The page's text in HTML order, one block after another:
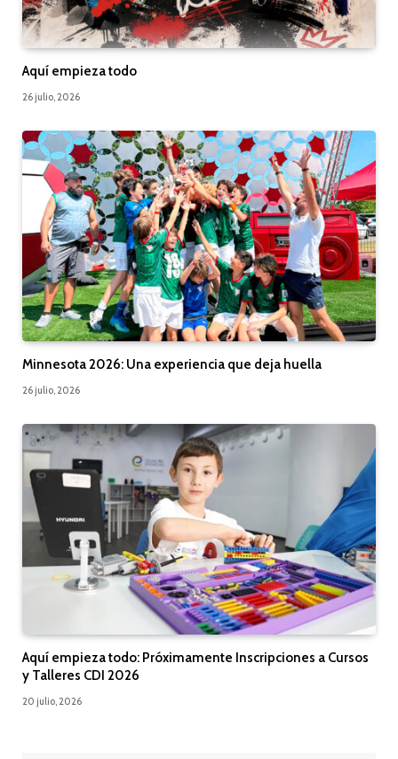
Aquí empieza todo
26 julio, 2026
Minnesota 2026: Una experiencia que deja huella
26 julio, 2026
Aquí empieza todo: Próximamente Inscripciones a Cursos
y Talleres CDI 2026
20 julio, 2026